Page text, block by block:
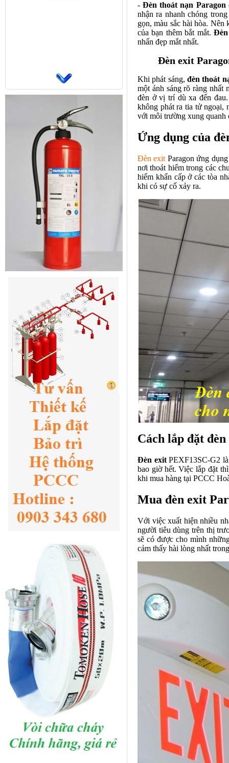
-Đèn thoát nạn Paragon
nhận ra nhanh chóng
gọn, màu sắc hài hòa.
của bạn thêm bắt mắt.Đèn
nhấn đẹp mắt nhất.
Đèn exit
Khi phát sáng,đèn thoát
một ánh sáng rõ ràng nhất
đèn ở vị trí dù xa đến
không phát ra tia tử ngoại,
với môi trường xung quanh
Ứng dụng của
Đèn exit Paragon ứng
nơi thoát hiểm trong các
hiểm khẩn cấp ở các tòa
khi có sự cố xảy ra.
Cách lắp đặt
Đèn exitPEXF13SC-G2
bao giờ hết. Việc lắp đặt
khi mua hàng tại PCCC
Mua đèn exit
Với việc xuất hiện nhiều
người tiêu dùng trên thị
sẽ có được cho mình
cảm thấy hài lòng nhất